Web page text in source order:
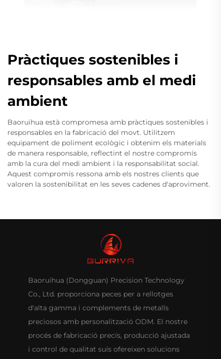
Pràctiques sostenibles i
responsables amb el medi
ambient
Baoruihua està compromesa amb pràctiques sostenibles i
responsables en la fabricació del movt. Utilitzem
equipament de poliment ecològic i obtenim els materials
de manera responsable, reflectint el nostre compromís
amb la cura del medi ambient i la responsabilitat social.
Aquest compromís ressona amb els nostres clients que
valoren la sostenibilitat en les seves cadenes d'aproviment.
Baoruihua (Dongguan) Precision Technology
Co., Ltd. proporciona peces per a rellotges
d'alta gamma i complements de metalls
preciosos amb personalització ODM. El nostre
procés de fabricació precís, producció ajustada
i control de qualitat suís ofereixen solucions